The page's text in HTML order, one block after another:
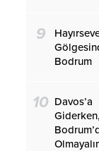
9
Bodrum
10 Davos’a